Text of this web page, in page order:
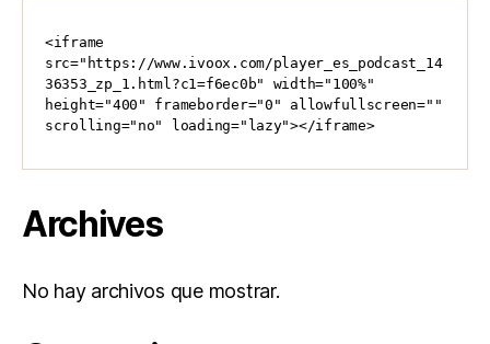
<iframe
src="https://www.ivoox.com/player_es_podcast_14
36353_zp_1.html?c1=f6ec0b" width="100%"
height="400" frameborder="0" allowfullscreen=""
scrolling="no" loading="lazy"></iframe>
Archives
No hay archivos que mostrar.